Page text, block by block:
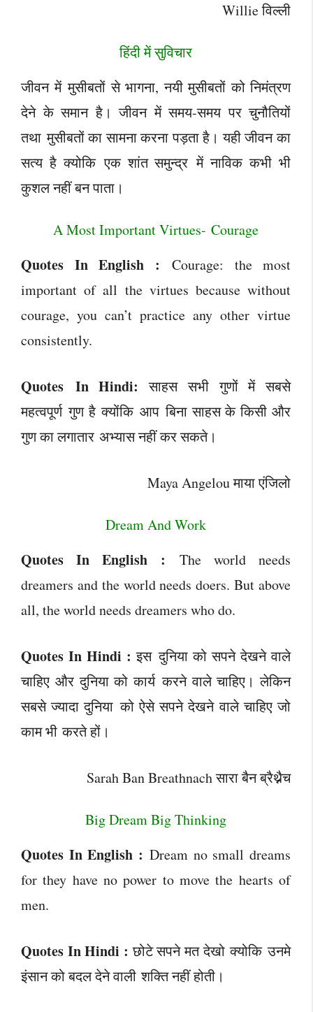
Willie विल्ली
हिंदी में सुविचार
जीवन में मुसीबतों से भागना, नयी मुसीबतों को निमंत्रण
देने के समान है। जीवन में समय-समय पर चुनौतियों
तथा मुसीबतों का सामना करना पड़ता है। यही जीवन का
सत्य है क्योकि एक शांत समुन्द्र में नाविक कभी भी
कुशल नहीं बन पाता।
A Most Important Virtues- Courage
Quotes In English : Courage: the most
important of all the virtues because without
courage, you can’t practice any other virtue
consistently.
Quotes In Hindi: साहस सभी गुणों में सबसे
महत्वपूर्ण गुण है क्योंकि आप बिना साहस के किसी और
गुण का लगातार अभ्यास नहीं कर सकते।
Maya Angelou माया एंजिलो
Dream And Work
Quotes In English : The world needs
dreamers and the world needs doers. But above
all, the world needs dreamers who do.
Quotes In Hindi : इस दुनिया को सपने देखने वाले
चाहिए और दुनिया को कार्य करने वाले चाहिए। लेकिन
सबसे ज्यादा दुनिया को ऐसे सपने देखने वाले चाहिए जो
काम भी करते हों।
Sarah Ban Breathnach सारा बैन ब्रैथ्नैच
Big Dream Big Thinking
Quotes In English : Dream no small dreams
for they have no power to move the hearts of
men.
Quotes In Hindi : छोटे सपने मत देखो क्योकि उनमे
इंसान को बदल देने वाली शक्ति नहीं होती।